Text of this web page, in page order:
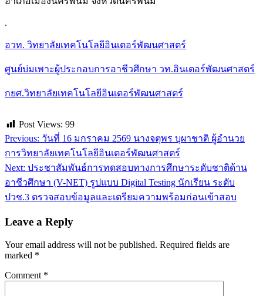
.
อวท. วิทยาลัยเทคโนโลยีอินเตอร์พัฒนศาสตร์
ศูนย์บ่มเพาะผู้ประกอบการอาชีวศึกษา วท.อินเตอร์พัฒนศาสตร์
กยศ.วิทยาลัยเทคโนโลยีอินเตอร์พัฒนศาสตร์
Post Views: 99
Post
navigation
Previous: วันที่ 16 มกราคม 2569 นางจตุพร บุผาชาติ ผู้อำนวย
การวิทยาลัยเทคโนโลยีอินเตอร์พัฒนศาสตร์
Next: ประชาสัมพันธ์การทดสอบทางการศึกษาระดับชาติด้าน
อาชีวศึกษา (V-NET) รูปแบบ Digital Testing นักเรียน ระดับ
ปวช.3 ตรวจสอบข้อมูลและเตรียมความพร้อมก่อนเข้าสอบ
Leave a Reply
Your email address will not be published. Required fields are
marked *
Comment *